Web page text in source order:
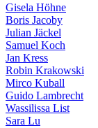
Gisela Höhne
Boris Jacoby
Julian Jäckel
Samuel Koch
Jan Kress
Robin Krakowski
Mirco Kuball
Guido Lambrecht
Wassilissa List
Sara Lu